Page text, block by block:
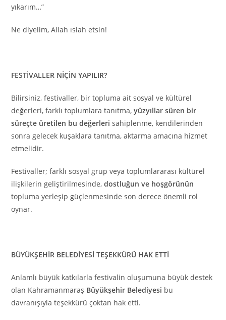
yıkarım…”
Ne diyelim, Allah ıslah etsin!
FESTİVALLER NİÇİN YAPILIR?
Bilirsiniz, festivaller, bir topluma ait sosyal ve kültürel
değerleri, farklı toplumlara tanıtma,yüzyıllar süren bir
süreçte üretilen bu değerleri sahiplenme, kendilerinden
sonra gelecek kuşaklara tanıtma, aktarma amacına hizmet
etmelidir.
Festivaller; farklı sosyal grup veya toplumlararası kültürel
ilişkilerin geliştirilmesinde,dostluğun ve hoşgörünün
topluma yerleşip güçlenmesinde son derece önemli rol
oynar.
BÜYÜKŞEHİR BELEDİYESİ TEŞEKKÜRÜ HAK ETTİ
Anlamlı büyük katkılarla festivalin oluşumuna büyük destek
olan Kahramanmaraş Büyükşehir Belediyesi bu
davranışıyla teşekkürü çoktan hak etti.